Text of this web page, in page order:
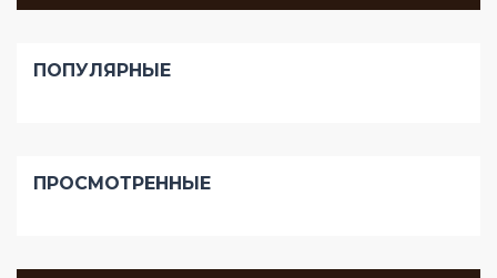
ПОПУЛЯРНЫЕ
ПРОСМОТРЕННЫЕ